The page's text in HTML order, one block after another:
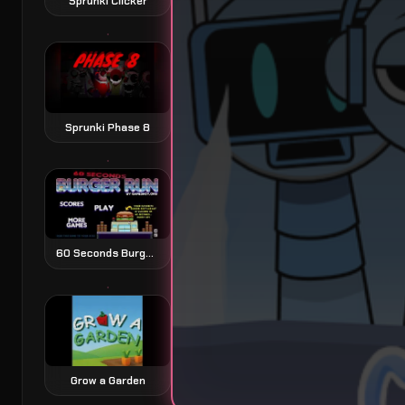
Sprunki Phase 8
60 Seconds Burger Run 60秒バーガーラン
Grow a Garden